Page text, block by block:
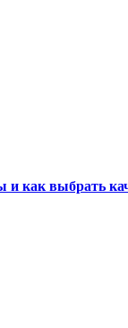
как выбрать